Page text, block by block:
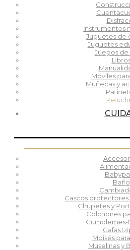
Instrumentos
Juguetes de
Juguetes
Juegos de
Móviles
Muñecas y
Baño
Cascos
Chupetes y
Colchones
Cumplemes-
Gafas
Moisés
Muselinas y